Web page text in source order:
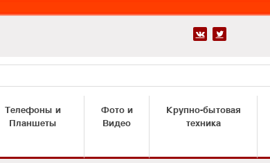
 
Телефоны и
Планшеты
Фото и
Видео
Крупно-бытовая
техника